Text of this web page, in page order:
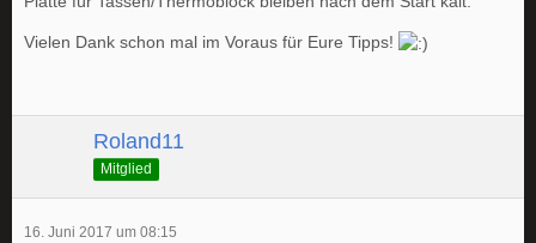
Vielen Dank schon mal im Voraus für Eure Tipps!
Roland11
Mitglied
16. Juni 2017 um 08:15